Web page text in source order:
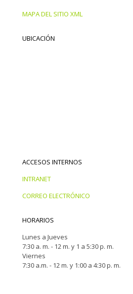
MAPA DEL SITIO XML
UBICACIÓN
ACCESOS INTERNOS
INTRANET
CORREO ELECTRÓNICO
HORARIOS
Lunes a Jueves
7:30 a. m. - 12 m. y 1 a 5:30 p. m.
Viernes
7:30 a.m. - 12 m. y 1:00 a 4:30 p. m.